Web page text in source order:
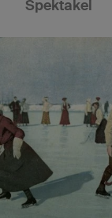
Spektakel